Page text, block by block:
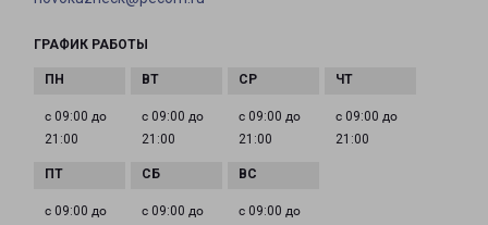
ГРАФИК РАБОТЫ
с 09:00 до
21:00
с 09:00 до
21:00
с 09:00 до
21:00
с 09:00 до
21:00
с 09:00 до
с 09:00 до
с 09:00 до